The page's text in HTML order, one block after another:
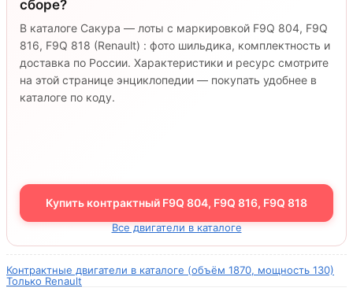
сборе?
В каталоге Сакура — лоты с маркировкой F9Q 804, F9Q
816, F9Q 818 (Renault) : фото шильдика, комплектность и
доставка по России. Характеристики и ресурс смотрите
на этой странице энциклопедии — покупать удобнее в
каталоге по коду.
Купить контрактный F9Q 804, F9Q 816, F9Q 818
Все двигатели в каталоге
Контрактные двигатели в каталоге (объём 1870, мощность 130)
Только Renault